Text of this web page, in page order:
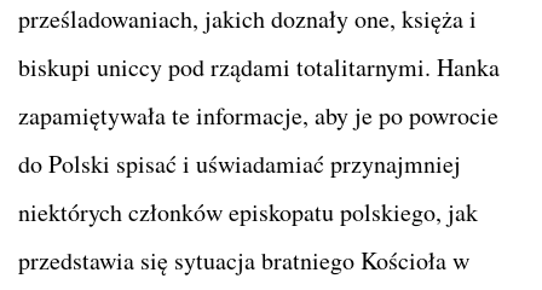
prześladowaniach, jakich doznały one, księża i
biskupi uniccy pod rządami totalitarnymi. Hanka
zapamiętywała te informacje, aby je po powrocie
do Polski spisać i uświadamiać przynajmniej
niektórych członków episkopatu polskiego, jak
przedstawia się sytuacja bratniego Kościoła w